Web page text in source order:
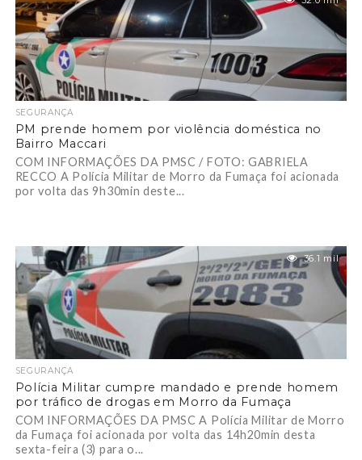
SEGURANÇA
PM prende homem por violência doméstica no
Bairro Maccari
COM INFORMAÇÕES DA PMSC / FOTO: GABRIELA
RECCO A Polícia Militar de Morro da Fumaça foi acionada
por volta das 9h30min deste...
36.1 mil
SEGURANÇA
Polícia Militar cumpre mandado e prende homem
por tráfico de drogas em Morro da Fumaça
COM INFORMAÇÕES DA PMSC A Polícia Militar de Morro
da Fumaça foi acionada por volta das 14h20min desta
sexta-feira (3) para o...